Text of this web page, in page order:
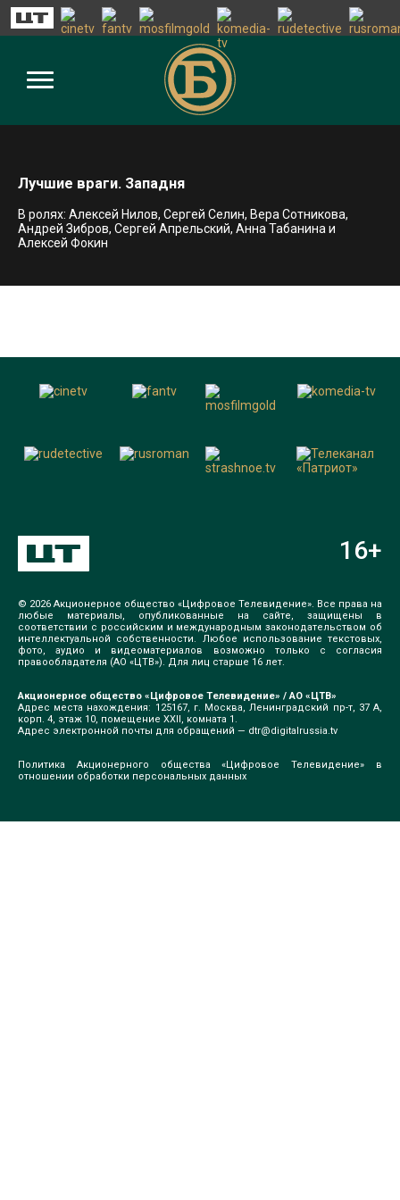
Лучшие враги. Западня
В ролях: Алексей Нилов, Сергей Селин, Вера Сотникова,
Андрей Зибров, Сергей Апрельский, Анна Табанина и
Алексей Фокин
© 2026 Акционерное общество «Цифровое Телевидение». Все права на
любые материалы, опубликованные на сайте, защищены в
соответствии с российским и международным законодательством об
интеллектуальной собственности. Любое использование текстовых,
фото, аудио и видеоматериалов возможно только с согласия
правообладателя (АО «ЦТВ»). Для лиц старше 16 лет.
Акционерное общество «Цифровое Телевидение» / АО «ЦТВ»
Адрес места нахождения: 125167, г. Москва, Ленинградский пр-т, 37 А,
корп. 4, этаж 10, помещение XXII, комната 1.
Адрес электронной почты для обращений — dtr@digitalrussia.tv
Политика Акционерного общества «Цифровое Телевидение» в
отношении обработки персональных данных
16+